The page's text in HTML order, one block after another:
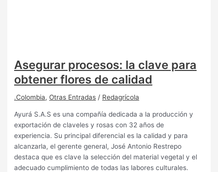
Asegurar procesos: la clave para
obtener flores de calidad
.Colombia, Otras Entradas / Redagrícola
Ayurá S.A.S es una compañía dedicada a la producción y
exportación de claveles y rosas con 32 años de
experiencia. Su principal diferencial es la calidad y para
alcanzarla, el gerente general, José Antonio Restrepo
destaca que es clave la selección del material vegetal y el
adecuado cumplimiento de todas las labores culturales.